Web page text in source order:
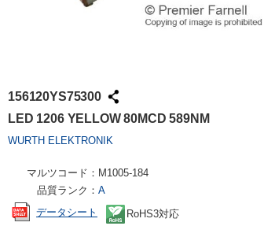
156120YS75300
LED 1206 YELLOW 80MCD 589NM
WURTH ELEKTRONIK
マルツコード： M1005-184
品質ランク： A
データシート
RoHS3対応